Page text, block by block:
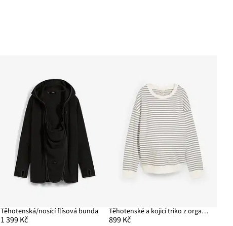
Těhotenská/nosící flísová bunda
1 399 Kč
Těhotenské a kojicí triko z organické bavlny
899 Kč